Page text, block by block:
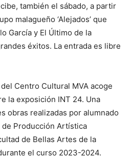
también el sábado, a partir
malagueño ‘Alejados’ que
García y El Último de la
éxitos. La entrada es libre
Centro Cultural MVA acoge
la exposición INT 24. Una
obras realizadas por alumnado
Producción Artística
de Bellas Artes de la
el curso 2023-2024.